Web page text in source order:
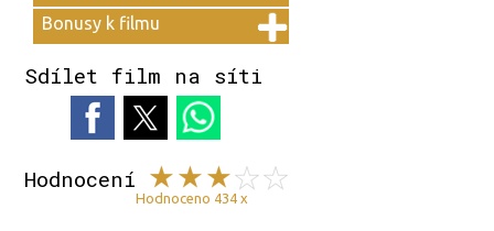
Bonusy k filmu
Sdílet film na síti
Hodnocení
Hodnoceno 434 x